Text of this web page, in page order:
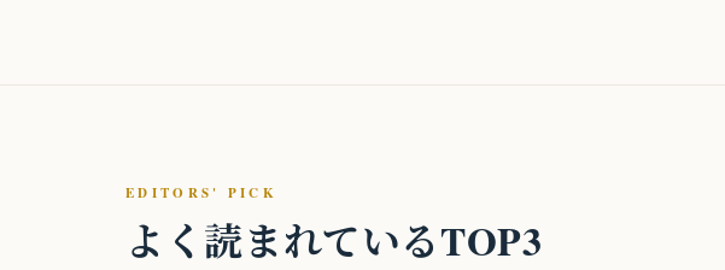
EDITORS' PICK
よく読まれているTOP3